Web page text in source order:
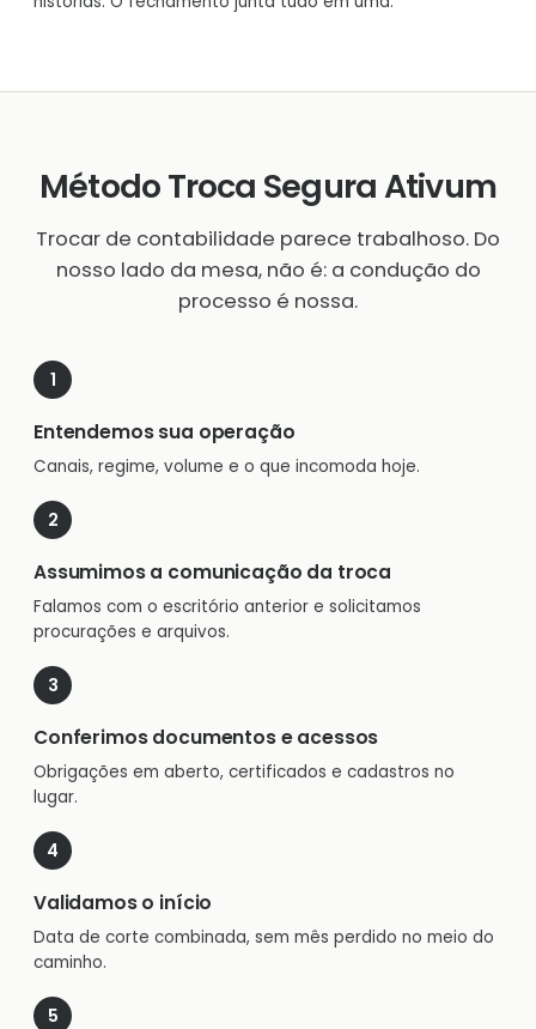
Método Troca Segura Ativum
Trocar de contabilidade parece trabalhoso. Do
nosso lado da mesa, não é: a condução do
processo é nossa.
Entendemos sua operação
Canais, regime, volume e o que incomoda hoje.
Assumimos a comunicação da troca
Falamos com o escritório anterior e solicitamos
procurações e arquivos.
Conferimos documentos e acessos
Obrigações em aberto, certificados e cadastros no
lugar.
Validamos o início
Data de corte combinada, sem mês perdido no meio do
caminho.